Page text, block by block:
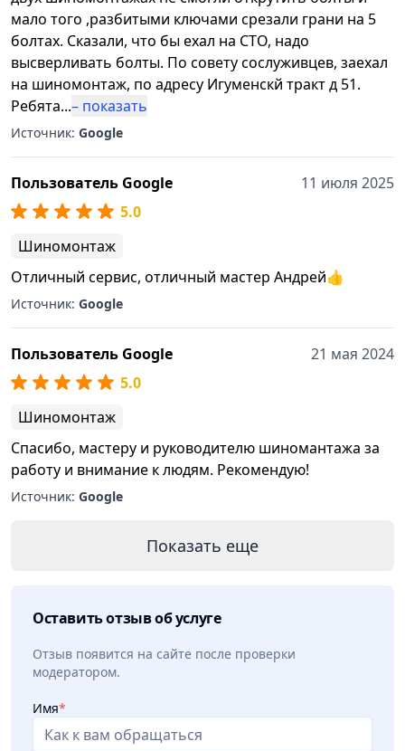
мало того ,разбитыми ключами срезали грани на 5
болтах. Сказали, что бы ехал на СТО, надо
высверливать болты. По совету сослуживцев, заехал
на шиномонтаж, по адресу Игуменскй тракт д 51.
Ребята...– показать
Источник: Google
Пользователь Google
11 июля 2025
5.0
Шиномонтаж
Отличный сервис, отличный мастер Андрей👍
Источник: Google
Пользователь Google
21 мая 2024
5.0
Шиномонтаж
Спасибо, мастеру и руководителю шиномантажа за
работу и внимание к людям. Рекомендую!
Источник: Google
Показать еще
Оставить отзыв об услуге
Отзыв появится на сайте после проверки
модератором.
Имя*